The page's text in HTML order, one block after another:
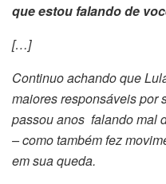
que estou falando de
[…]
Continuo achando que
maiores responsáveis por
passou anos falando mal
– como também fez
em sua queda.